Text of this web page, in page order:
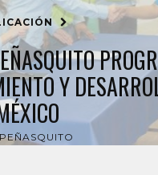
Y
PEÑASQUITO